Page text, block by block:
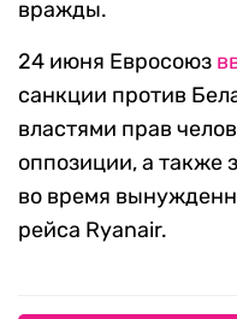
вражды.
24 июня Евросоюз
санкции против
властями прав
оппозиции, а также
во время
рейса Ryanair.